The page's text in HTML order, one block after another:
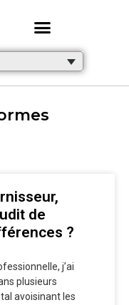
de
?
j’ai
plusieurs
avoisinant les